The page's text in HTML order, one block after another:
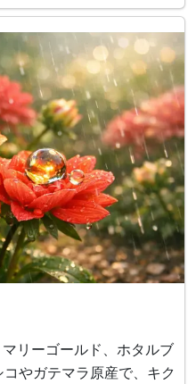
縁が淡いピンクの花を１
類では、T（トライア
リーゴールド、ホタルブ